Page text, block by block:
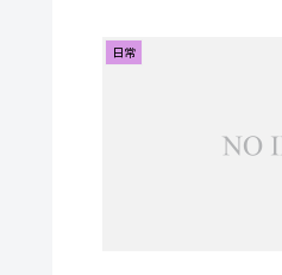
日常